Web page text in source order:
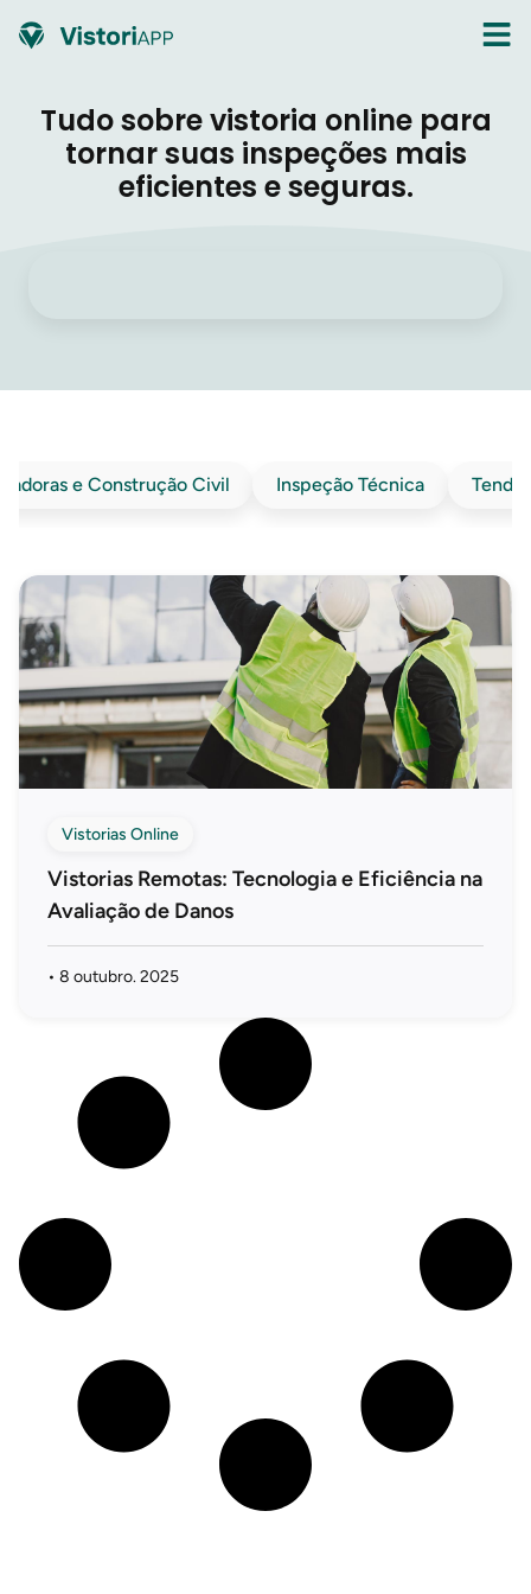
Tudo sobre vistoria online para
tornar suas inspeções mais
eficientes e seguras.
e Construção Civil Inspeção Técnica
Vistorias Online
Vistorias Remotas: Tecnologia e Eficiência na
Avaliação de Danos
• 8 outubro. 2025